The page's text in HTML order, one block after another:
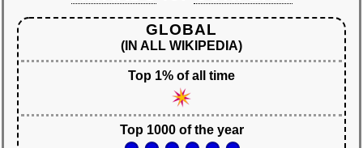
GLOBAL
(IN ALL WIKIPEDIA)
Top 1% of all time
Top 1000 of the year